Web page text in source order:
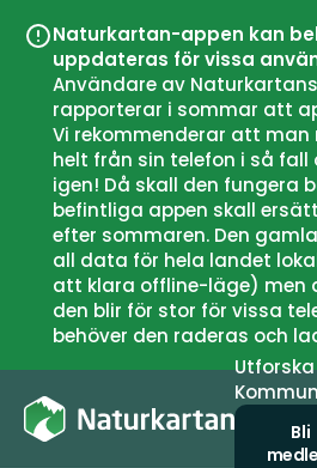
Naturkartan-appen kan
uppdateras för vissa
Användare av
rapporterar i sommar att
Vi rekommenderar att man
helt från sin telefon i så fall
igen! Då skall den fungera
befintliga appen skall
efter sommaren. Den
all data för hela landet
att klara offline-läge) men
den blir för stor för vissa
behöver den raderas och
Bli